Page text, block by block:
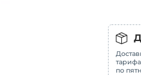
по